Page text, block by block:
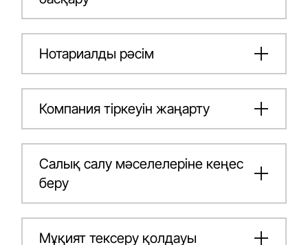
Нотариалды рәсім
Компания тіркеуін жаңарту
Салық салу мәселелеріне кеңес
беру
Мұқият тексеру қолдауы